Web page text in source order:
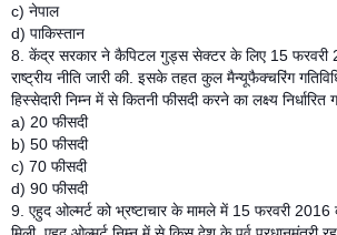
c) नेपाल
d) पाकिस्तान
8. केंद्र सरकार ने कैपिटल गुड्स सेक्टर के लिए 15 फरवरी
राष्ट्रीय नीति जारी की. इसके तहत कुल मैन्यूफैक्चरिंग
हिस्सेदारी निम्न में से कितनी फीसदी करने का लक्ष्य निर्धारित
a) 20 फीसदी
b) 50 फीसदी
c) 70 फीसदी
d) 90 फीसदी
9. एहुद ओल्मर्ट को भ्रष्टाचार के मामले में 15 फरवरी